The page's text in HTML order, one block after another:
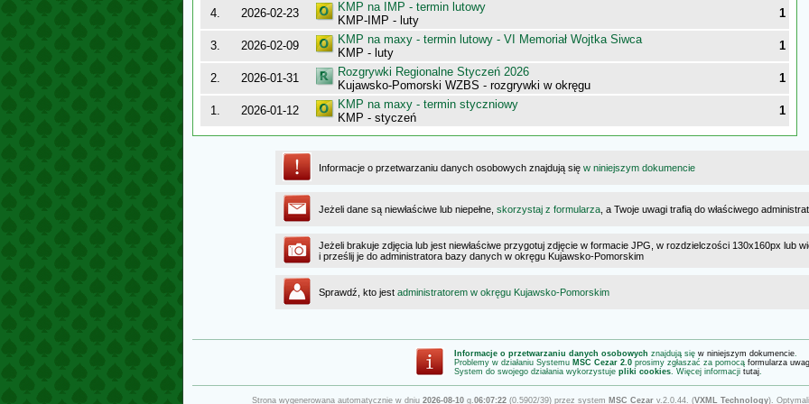
4. 2026-02-23
KMP na IMP - termin lutowy
KMP-IMP - luty
1
3. 2026-02-09
KMP na maxy - termin lutowy - VI Memoriał Wojtka Siwca
KMP - luty
1
2. 2026-01-31
Rozgrywki Regionalne Styczeń 2026
Kujawsko-Pomorski WZBS - rozgrywki w okręgu
1
1. 2026-01-12
KMP na maxy - termin styczniowy
KMP - styczeń
1
Informacje o przetwarzaniu danych osobowych znajdują się w niniejszym dokumencie
Jeżeli dane są niewłaściwe lub niepełne, skorzystaj z formularza , a Twoje uwagi trafią do właściwego
Jeżeli brakuje zdjęcia lub jest niewłaściwe przygotuj zdjęcie w formacie JPG, w rozdzielczości 130x160px lub
i prześlij je do administratora bazy danych w okręgu Kujawsko-Pomorskim
Sprawdź, kto jest administratorem w okręgu Kujawsko-Pomorskim
Informacje o przetwarzaniu danych osobowych znajdują się w niniejszym dokumencie.
Problemy w działaniu Systemu MSC Cezar 2.0 prosimy zgłaszać za pomocą formularza uwag
System do swojego działania wykorzystuje pliki cookies. Więcej informacji tutaj.
Strona wygenerowana automatycznie w dniu 2026-08-10 g.06:07:22 (0.5902/39) przez system MSC Cezar v.2.0.44. (VXML Technology).